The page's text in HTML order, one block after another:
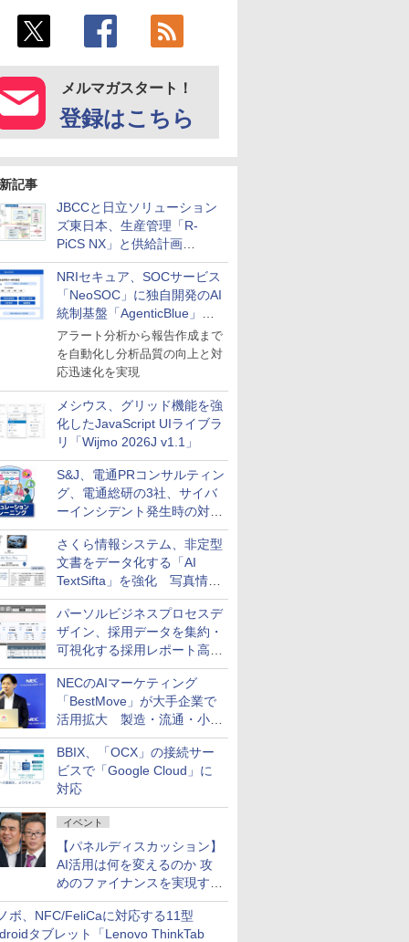
メルマガスタート！
登録はこちら
記事
JBCCと日立ソリューション
ズ東日本、生産管理「R-
PiCS NX」と供給計画
「scSQUARE ISP」の連携サ
ービスを提供開始
NRIセキュア、SOCサービス
「NeoSOC」に独自開発のAI
統制基盤「AgenticBlue」を
導入
アラート分析から報告作成まで
を自動化し分析品質の向上と対
応迅速化を実現
メシウス、グリッド機能を強
化したJavaScript UIライブラ
リ「Wijmo 2026J v1.1」
S&J、電通PRコンサルティン
グ、電通総研の3社、サイバ
ーインシデント発生時の対応
と危機管理広報を一体的に訓
練するプログラムを提供
さくら情報システム、非定型
文書をデータ化する「AI
TextSifta」を強化 写真情報
のデータ化などに対応
パーソルビジネスプロセスデ
ザイン、採用データを集約・
可視化する採用レポート高速
化サービスを提供
NECのAIマーケティング
「BestMove」が大手企業で
活用拡大 製造・流通・小売
企業・広告代理店などが実装
フェーズへ
BBIX、「OCX」の接続サー
ビスで「Google Cloud」に
対応
イベント
【パネルディスカッション】
AI活用は何を変えるのか 攻
めのファイナンスを実現する
業務設計とマインドセット変
革
ボ、NFC/FeliCaに対応する11型
タブレット「Lenovo ThinkTab